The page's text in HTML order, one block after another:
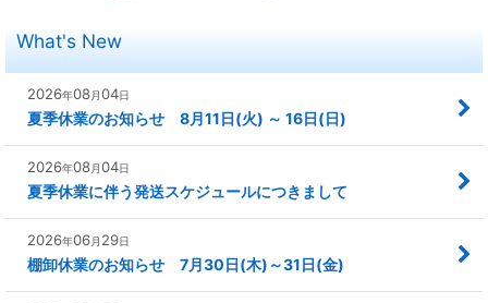
What's New
2026年08月04日
夏季休業のお知らせ 8月11日(火) ～ 16日(日)
2026年08月04日
夏季休業に伴う発送スケジュールにつきまして
2026年06月 29日
棚卸休業のお知らせ 7月30日(木)～31日(金)